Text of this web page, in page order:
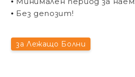
• Без депозит!
за Лежащо Болни